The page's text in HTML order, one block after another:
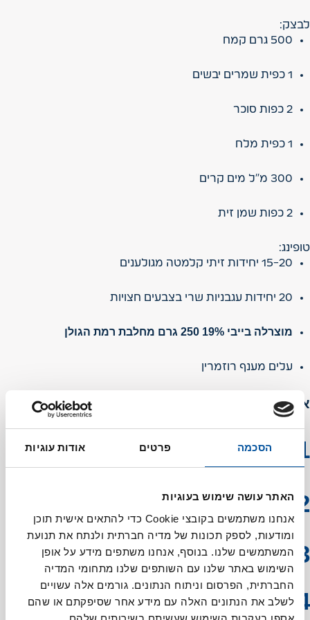
הסכמה פרטים אודות עוגיות
האתר עושה שימוש בעוגיות
אנחנו משתמשים בקובצי Cookie כדי להתאים אישית תוכן
ומודעות, לספק תכונות של מדיה חברתית ולנתח את תנועת
המשתמשים שלנו. בנוסף, אנחנו משתפים מידע על אופן
השימוש באתר שלנו עם השותפים שלנו מתחומי המדיה
החברתית, הפרסום וניתוח הנתונים. גורמים אלה עשויים
לשלב את הנתונים האלה עם מידע אחר שסיפקתם או שהם
לבצק:
500 גרם קמח
1 כפית שמרים יבשים
2 כפות סוכר
1 כפית מלח
300 מ"ל מים קרים
2 כפות שמן זית
טופינג:
15-20 יחידות זיתי קלמטה מגולענים
20 יחידות עגבניות שרי בצבעים חצויות
מוצרלה בייבי 19% 250 גרם מחלבת רמת הגולן
עלים מענף רוזמרין
אופן ההכנה:
סוכר, מלח, מים ושמן זית) ומעבדים על מהירות בינונית
במשך 15 דקות.
במשך כשעתיים, עד שהבצק תופס גובה ומכפיל את
נפחו.
לאחר התפיחה, מרדדים את הבצק לעובי של כ-1 ס"מ
ומניחים על תבנית אפייה מרופדת בנייר אפייה.
מחממים את התנור ל-250 מעלות צלזיוס (טורבו).